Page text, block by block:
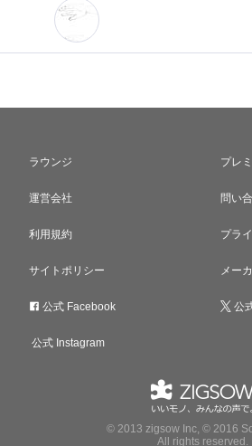
ラウンジ プレ
運営会社 問い
利用規約 プラ
サイトポリシー メー
公式 Facebook 公
公式 Instagram
© 2013 zigsow Inc, © 2016
All rights reserved.